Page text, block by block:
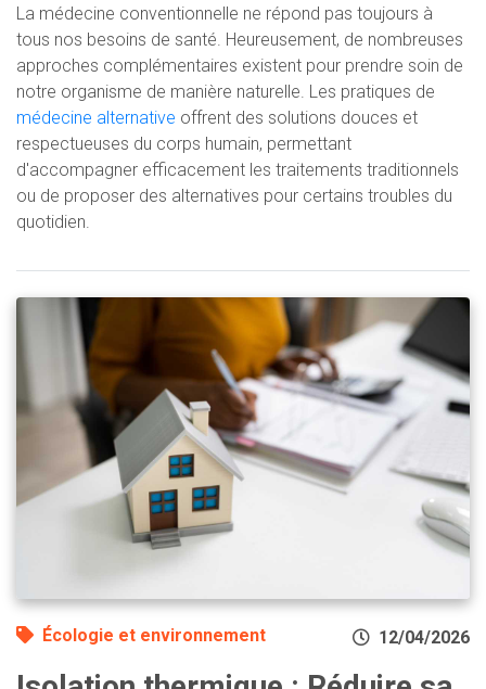
La médecine conventionnelle ne répond pas toujours à
tous nos besoins de santé. Heureusement, de nombreuses
approches complémentaires existent pour prendre soin de
notre organisme de manière naturelle. Les pratiques de
médecine alternative offrent des solutions douces et
respectueuses du corps humain, permettant
d'accompagner efficacement les traitements traditionnels
ou de proposer des alternatives pour certains troubles du
quotidien.
Écologie et environnement 12/04/2026